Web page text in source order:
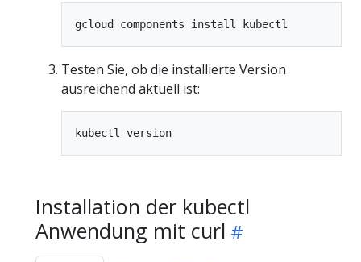
Testen Sie, ob die installierte Version
ausreichend aktuell ist:
Installation der kubectl
Anwendung mit curl